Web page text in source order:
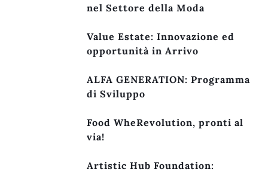
nel Settore della Moda
Value Estate: Innovazione ed
opportunità in Arrivo
ALFA GENERATION: Programma
di Sviluppo
Food WheRevolution, pronti al
via!
Artistic Hub Foundation: